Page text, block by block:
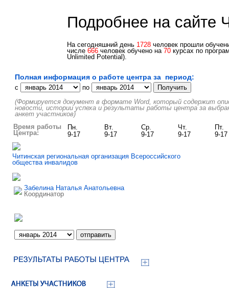
Подробнее на сайте
На сегодняшний день 1728 человек прошли
числе 666 человек обучено на 70 курсах по
Unlimited Potential).
Полная информация о работе центра за период:
c
по
(Формируется документ в формате Word, который содержит
новости, истории успеха и результаты работы центра за
анкет участников)
Время работы
Центра:
Пн. Вт. Ср. Чт.
Пт.
9-17
9-17 9-17 9-17 9-17
Читинская региональная организация Всероссийского
общества инвалидов
Забелина Наталья Анатольевна
Координатор